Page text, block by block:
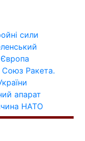
сили
Європа
Союз Ракета.
апарат
НАТО